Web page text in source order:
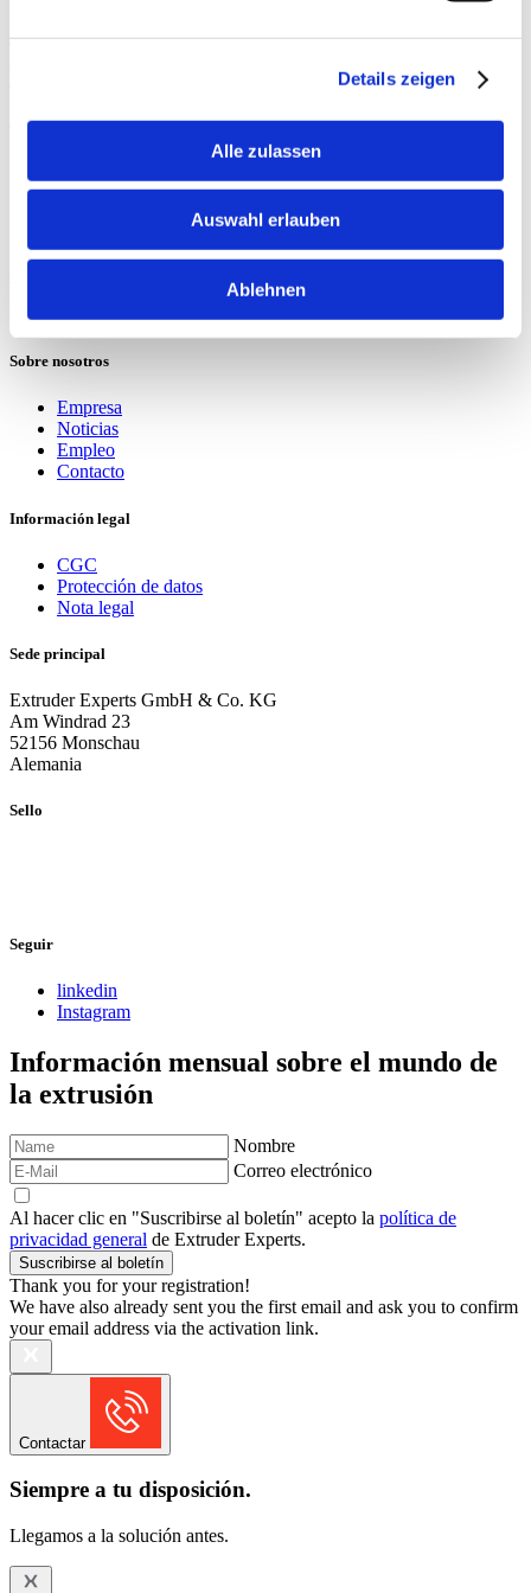
Details zeigen
Alle zulassen
Auswahl erlauben
Ablehnen
Encontrar la pieza de desgaste adecuada para cada máquina no es
Nuestra larga lista de fabricantes es prueba de ello.
Más información
¿Buscas a alguien que te atienda?
¿Tienes preguntas, sugerencias o simplemente deseas intercambiar
conocimiento especializado de tú a tú? Aquí encontrarás a tu
persona de contacto adecuada.
exactly what you need.
Sobre nosotros
Empresa
Noticias
Empleo
Contacto
Información legal
CGC
Protección de datos
Nota legal
Sede principal
Extruder Experts GmbH & Co. KG
Am Windrad 23
52156 Monschau
Alemania
Sello
Seguir
linkedin
Instagram
Información mensual sobre el mundo de
la extrusión
Nombre
Correo electrónico
Al hacer clic en "Suscribirse al boletín" acepto la política de
privacidad general de Extruder Experts.
Suscribirse al boletín
Thank you for your registration!
We have also already sent you the first email and ask you to confirm
your email address via the activation link.
Contactar
Siempre a tu disposición.
Llegamos a la solución antes.